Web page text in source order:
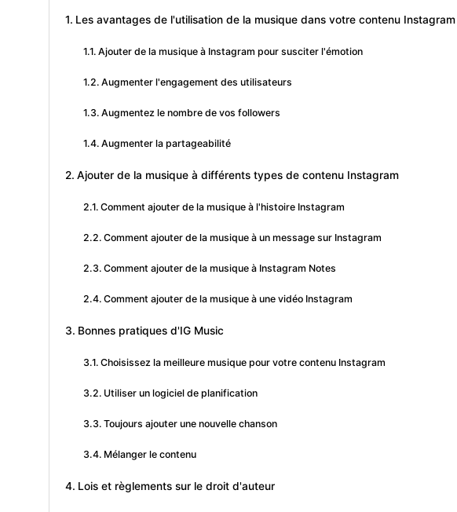
Les avantages de l'utilisation de la musique dans votre contenu Instagram
Ajouter de la musique à Instagram pour susciter l'émotion
Augmenter l'engagement des utilisateurs
Augmentez le nombre de vos followers
Augmenter la partageabilité
Ajouter de la musique à différents types de contenu Instagram
Comment ajouter de la musique à l'histoire Instagram
Comment ajouter de la musique à un message sur Instagram
Comment ajouter de la musique à Instagram Notes
Comment ajouter de la musique à une vidéo Instagram
Bonnes pratiques d'IG Music
Choisissez la meilleure musique pour votre contenu Instagram
Utiliser un logiciel de planification
Toujours ajouter une nouvelle chanson
Mélanger le contenu
Lois et règlements sur le droit d'auteur